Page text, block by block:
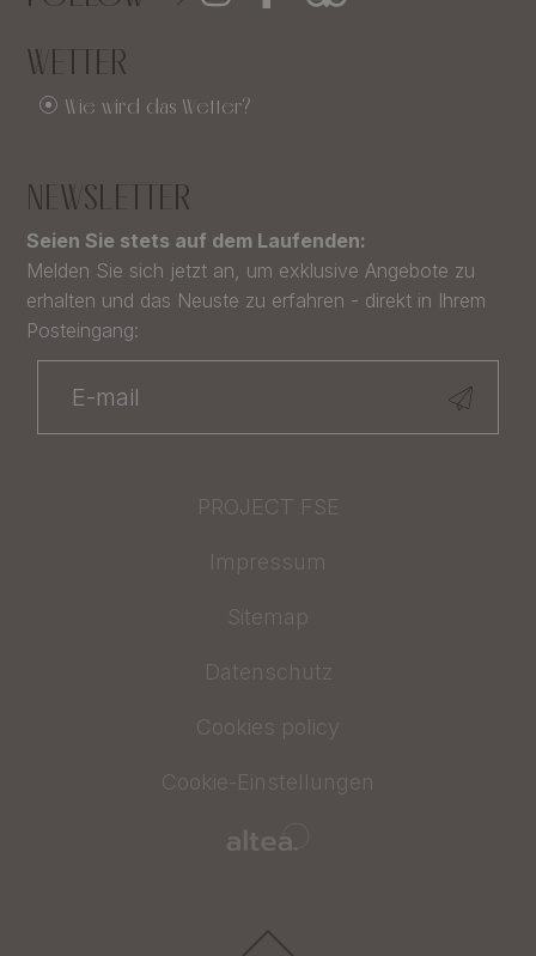
WETTER
Wie wird das Wetter?
NEWSLETTER
Seien Sie stets auf dem Laufenden:
Melden Sie sich jetzt an, um exklusive Angebote zu
erhalten und das Neuste zu erfahren - direkt in Ihrem
Posteingang:
PROJECT FSE
Impressum
Sitemap
Datenschutz
Cookies policy
Cookie-Einstellungen